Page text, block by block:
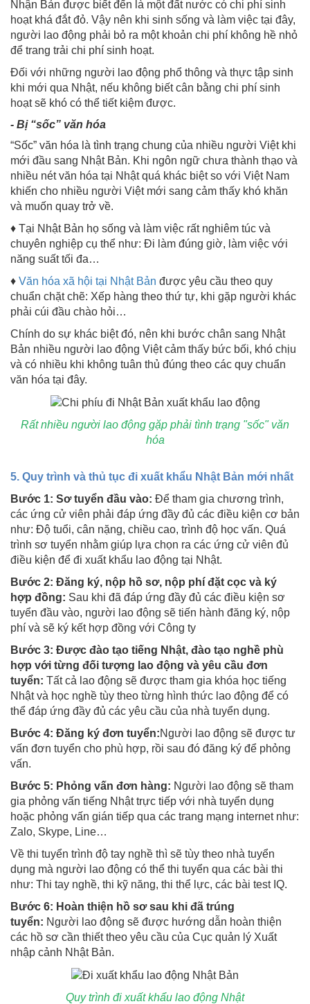
Nhận Bản được biết đến là một đất nước có chi phí sinh
hoạt khá đắt đỏ. Vậy nên khi sinh sống và làm việc tại đây,
người lao động phải bỏ ra một khoản chi phí không hề nhỏ
để trang trải chi phí sinh hoạt.
Đối với những người lao động phổ thông và thực tập sinh
khi mới qua Nhật, nếu không biết cân bằng chi phí sinh
hoạt sẽ khó có thể tiết kiệm được.
- Bị “sốc” văn hóa
“Sốc” văn hóa là tình trạng chung của nhiều người Việt khi
mới đầu sang Nhật Bản. Khi ngôn ngữ chưa thành thạo và
nhiều nét văn hóa tại Nhật quá khác biệt so với Việt Nam
khiến cho nhiều người Việt mới sang cảm thấy khó khăn
và muốn quay trở về.
♦ Tại Nhật Bản họ sống và làm việc rất nghiêm túc và
chuyên nghiệp cụ thể như: Đi làm đúng giờ, làm việc với
năng suất tối đa…
♦ Văn hóa xã hội tại Nhật Bản được yêu cầu theo quy
chuẩn chặt chẽ: Xếp hàng theo thứ tự, khi gặp người khác
phải cúi đầu chào hỏi…
Chính do sự khác biệt đó, nên khi bước chân sang Nhật
Bản nhiều người lao động Việt cảm thấy bức bối, khó chịu
và có nhiều khi không tuân thủ đúng theo các quy chuẩn
văn hóa tại đây.
Rất nhiều người lao động gặp phải tình trạng "sốc" văn
hóa
5. Quy trình và thủ tục đi xuất khẩu Nhật Bản mới nhất
Bước 1: Sơ tuyển đầu vào: Để tham gia chương trình,
các ứng cử viên phải đáp ứng đầy đủ các điều kiện cơ bản
như: Độ tuổi, cân nặng, chiều cao, trình độ học vấn. Quá
trình sơ tuyển nhằm giúp lựa chọn ra các ứng cử viên đủ
điều kiện để đi xuất khẩu lao động tại Nhật.
Bước 2: Đăng ký, nộp hồ sơ, nộp phí đặt cọc và ký
hợp đồng: Sau khi đã đáp ứng đầy đủ các điều kiện sơ
tuyển đầu vào, người lao động sẽ tiến hành đăng ký, nộp
phí và sẽ ký kết hợp đồng với Công ty
Bước 3: Được đào tạo tiếng Nhật, đào tạo nghề phù
hợp với từng đối tượng lao động và yêu cầu đơn
tuyển: Tất cả lao động sẽ được tham gia khóa học tiếng
Nhật và học nghề tùy theo từng hình thức lao động để có
thể đáp ứng đầy đủ các yêu cầu của nhà tuyển dụng.
Bước 4: Đăng ký đơn tuyển:Người lao động sẽ được tư
vấn đơn tuyển cho phù hợp, rồi sau đó đăng ký để phỏng
vấn.
Bước 5: Phỏng vấn đơn hàng: Người lao động sẽ tham
gia phỏng vấn tiếng Nhật trực tiếp với nhà tuyển dụng
hoặc phỏng vấn gián tiếp qua các trang mạng internet như:
Zalo, Skype, Line…
Về thi tuyển trình độ tay nghề thì sẽ tùy theo nhà tuyển
dụng mà người lao động có thể thi tuyển qua các bài thi
như: Thi tay nghề, thi kỹ năng, thi thể lực, các bài test IQ.
Bước 6: Hoàn thiện hồ sơ sau khi đã trúng
tuyển: Người lao động sẽ được hướng dẫn hoàn thiện
các hồ sơ cần thiết theo yêu cầu của Cục quản lý Xuất
nhập cảnh Nhật Bản.
Quy trình đi xuất khẩu lao động Nhật